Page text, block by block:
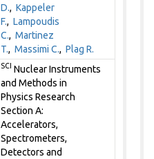
D.,Kappeler
F.,Lampoudis
C.,Martinez
T.,Massimi C.,Plag R.
SCI Nuclear Instruments
and Methods in
Physics Research
Section A:
Accelerators,
Spectrometers,
Detectors and